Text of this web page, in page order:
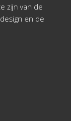
zijn van de
en de